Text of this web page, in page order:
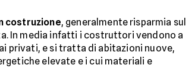
costruzione, generalmente risparmia sul
In media infatti i costruttori vendono a
privati, e si tratta di abitazioni nuove,
elevate e i cui materiali e